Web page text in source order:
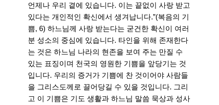
언제나 우리 곁에 있습니다. 이는 끝없이 사랑 받고
있다는 개인적인 확신에서 생겨납니다.”(복음의 기
쁨, 6) 하느님께 사랑 받는다는 굳건한 확신이 여러
분 성소의 중심에 있습니다. 타인을 위해 존재한다
는 것은 하느님 나라의 현존을 보여 주는 만질 수
있는 표징이며 천국의 영원한 기쁨을 앞당기는 것
입니다. 우리의 증거가 기쁨에 찬 것이어야 사람들
을 그리스도께로 끌어당길 수 있을 것입니다. 그리
고 이 기쁨은 기도 생활과 하느님 말씀 묵상과 성사